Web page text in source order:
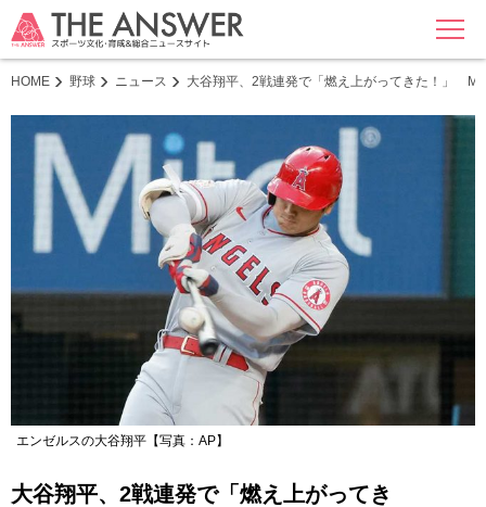
MENU
HOME 野球 ニュース 大谷翔平、2戦連発で「燃え上がってきた！」
エンゼルスの大谷翔平【写真：AP】
大谷翔平、2戦連発で「燃え上がってき